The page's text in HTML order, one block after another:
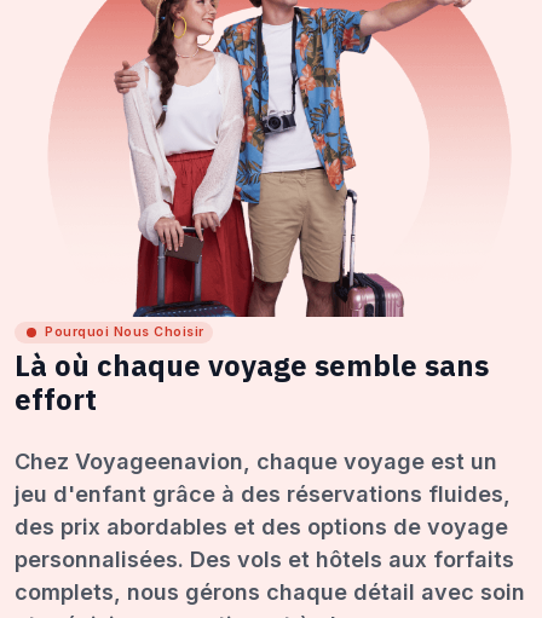
Pourquoi Nous Choisir
Là où chaque voyage semble sans
effort
Chez Voyageenavion, chaque voyage est un
jeu d'enfant grâce à des réservations fluides,
des prix abordables et des options de voyage
personnalisées. Des vols et hôtels aux forfaits
complets, nous gérons chaque détail avec soin